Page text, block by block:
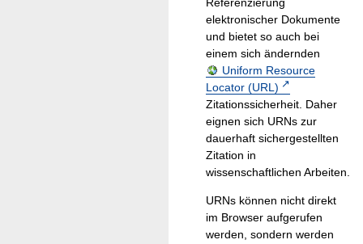
Referenzierung
elektronischer Dokumente
und bietet so auch bei
einem sich ändernden
Uniform Resource
Locator (URL)
Zitationssicherheit. Daher
eignen sich URNs zur
dauerhaft sichergestellten
Zitation in
wissenschaftlichen Arbeiten.
URNs können nicht direkt
im Browser aufgerufen
werden, sondern werden